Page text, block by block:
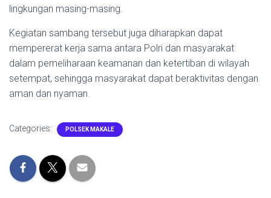
lingkungan masing-masing.
Kegiatan sambang tersebut juga diharapkan dapat
mempererat kerja sama antara Polri dan masyarakat
dalam pemeliharaan keamanan dan ketertiban di wilayah
setempat, sehingga masyarakat dapat beraktivitas dengan
aman dan nyaman.
Categories: POLSEK MAKALE